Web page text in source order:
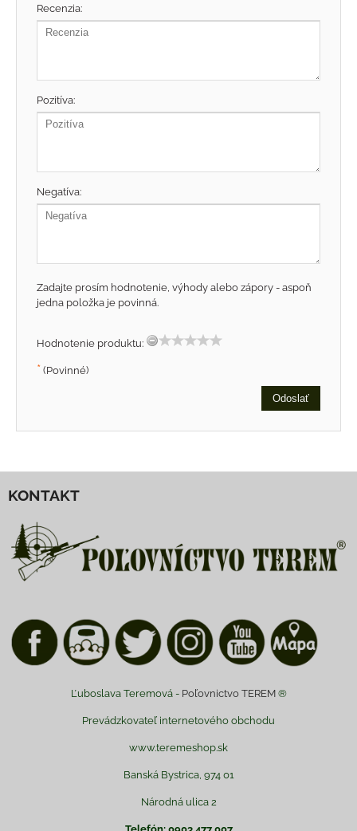
Recenzia:
Pozitíva:
Negatíva:
Zadajte prosím hodnotenie, výhody alebo zápory - aspoň
jedna položka je povinná.
Hodnotenie produktu:
* (Povinné)
Odoslať
KONTAKT
Ľuboslava Teremová - Poľovnictvo TEREM®
Prevádzkovateľ internetového obchodu
www.teremeshop.sk
Banská Bystrica, 974 01
Národná ulica 2